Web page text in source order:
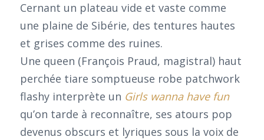
Cernant un plateau vide et vaste comme
une plaine de Sibérie, des tentures hautes
et grises comme des ruines.
Une queen (François Praud, magistral) haut
perchée tiare somptueuse robe patchwork
flashy interprète un Girls wanna have fun
qu’on tarde à reconnaître, ses atours pop
devenus obscurs et lyriques sous la voix de